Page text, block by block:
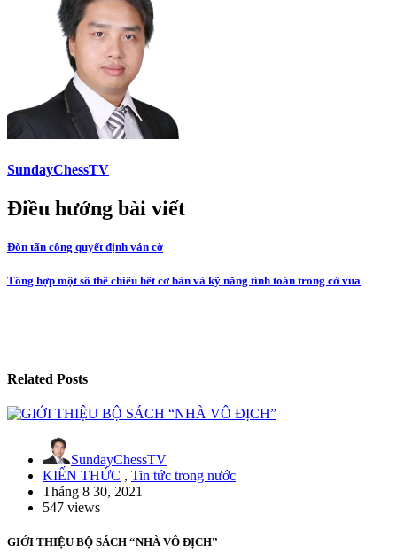
SundayChessTV
Điều hướng bài viết
Đòn tấn công quyết định ván cờ
Tổng hợp một số thế chiếu hết cơ bản và kỹ năng tính toán trong cờ vua
Related Posts
SundayChessTV
KIẾN THỨC , Tin tức trong nước
Tháng 8 30, 2021
547 views
GIỚI THIỆU BỘ SÁCH “NHÀ VÔ ĐỊCH”